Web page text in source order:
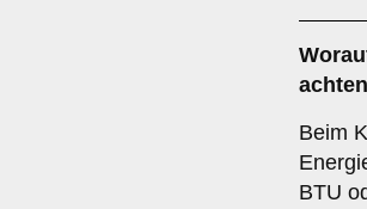
Beim
BTU